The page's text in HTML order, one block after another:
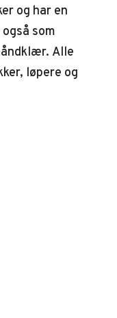
og har en
som
Alle
løpere og